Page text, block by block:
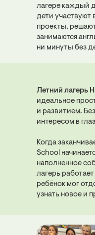
лагере каждый
дети участвуют
проекты, решают
занимаются
ни минуты без
Летний лагерь
идеальное
и развитием.
интересом в
Когда
School
наполненное
лагерь
ребёнок мог
узнать новое и